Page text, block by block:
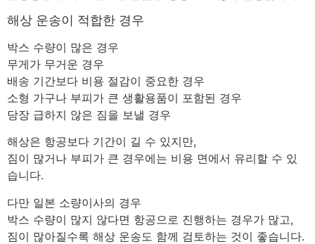
해상 운송이 적합한 경우
박스 수량이 많은 경우
무게가 무거운 경우
배송 기간보다 비용 절감이 중요한 경우
소형 가구나 부피가 큰 생활용품이 포함된 경우
당장 급하지 않은 짐을 보낼 경우
해상은 항공보다 기간이 길 수 있지만,
짐이 많거나 부피가 큰 경우에는 비용 면에서 유리할 수 있
습니다.
다만 일본 소량이사의 경우
박스 수량이 많지 않다면 항공으로 진행하는 경우가 많고,
짐이 많아질수록 해상 운송도 함께 검토하는 것이 좋습니다.